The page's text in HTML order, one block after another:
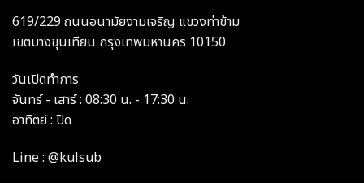
619/229 ถนนอนามัยงามเจริญ แขวงท่าข้าม
เขตบางขุนเทียน กรุงเทพมหานคร 10150
วันเปิดทำการ
จันทร์ - เสาร์ : 08:30 น. - 17:30 น.
อาทิตย์ : ปิด
Line : @kulsub